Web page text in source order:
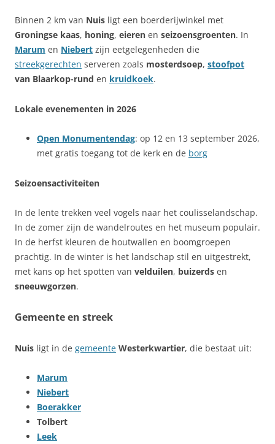
Binnen 2 km van Nuis ligt een boerderijwinkel met
Groningse kaas, honing, eieren en seizoensgroenten. In
Marum en Niebert zijn eetgelegenheden die
streekgerechten serveren zoals mosterdsoep, stoofpot
van Blaarkop-rund en kruidkoek.
Lokale evenementen in 2026
Open Monumentendag: op 12 en 13 september 2026,
met gratis toegang tot de kerk en de borg
Seizoensactiviteiten
In de lente trekken veel vogels naar het coulisselandschap.
In de zomer zijn de wandelroutes en het museum populair.
In de herfst kleuren de houtwallen en boomgroepen
prachtig. In de winter is het landschap stil en uitgestrekt,
met kans op het spotten van velduilen, buizerds en
sneeuwgorzen.
Gemeente en streek
Nuis ligt in de gemeente Westerkwartier, die bestaat uit:
Marum
Niebert
Boerakker
Tolbert
Leek